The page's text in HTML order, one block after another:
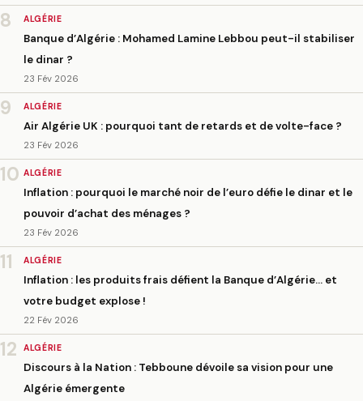
8 ALGÉRIE
Banque d’Algérie : Mohamed Lamine Lebbou peut-il stabiliser
le dinar ?
23 Fév 2026
9 ALGÉRIE
Air Algérie UK : pourquoi tant de retards et de volte-face ?
23 Fév 2026
10 ALGÉRIE
Inflation : pourquoi le marché noir de l’euro défie le dinar et le
pouvoir d’achat des ménages ?
23 Fév 2026
11 ALGÉRIE
Inflation : les produits frais défient la Banque d’Algérie… et
votre budget explose !
22 Fév 2026
12 ALGÉRIE
Discours à la Nation : Tebboune dévoile sa vision pour une
Algérie émergente